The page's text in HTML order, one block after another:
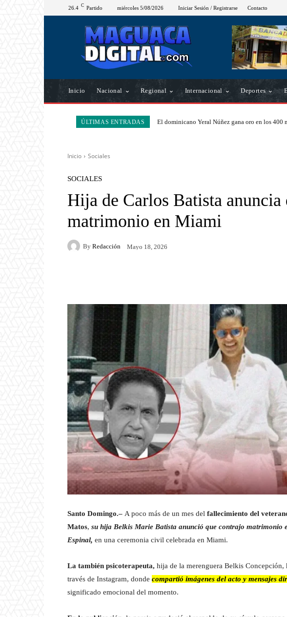
26.4 C Partido miércoles 5/08/2026 Iniciar Sesión / Registrarse Contacto
Inicio Nacional Regional Internacional Deportes
ÚLTIMAS ENTRADAS El dominicano Yeral Núñez gana oro en los 400
Inicio Sociales
SOCIALES
Hija de Carlos Batista anuncia
matrimonio en Miami
By Redacción Mayo 18, 2026
Santo Domingo.– A poco más de un mes del fallecimiento del
Matos, su hija Belkis Marie Batista anunció que contrajo matrimonio
Espinal, en una ceremonia civil celebrada en Miami.
La también psicoterapeuta, hija de la merenguera Belkis
través de Instagram, donde compartió imágenes del acto y mensajes
significado emocional del momento.